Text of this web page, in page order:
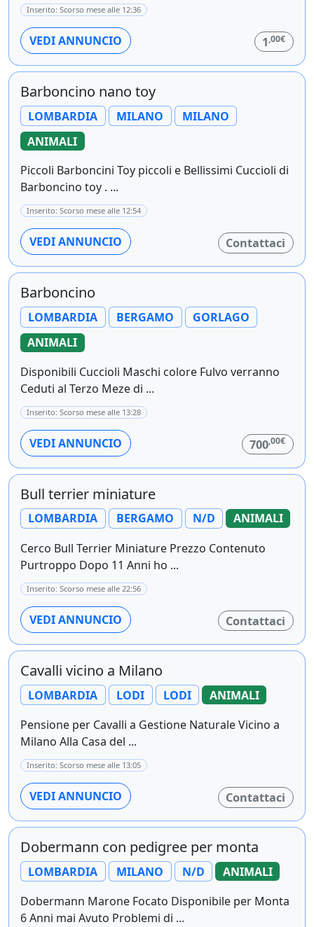
Inserito: Scorso mese alle 12:36
VEDI ANNUNCIO 1,00€
Barboncino nano toy
LOMBARDIA MILANO
MILANO
ANIMALI
Piccoli Barboncini Toy piccoli e Bellissimi Cuccioli di
Barboncino toy . ...
Inserito: Scorso mese alle 12:54
VEDI ANNUNCIO Contattaci
Barboncino
LOMBARDIA BERGAMO
GORLAGO
ANIMALI
Disponibili Cuccioli Maschi colore Fulvo verranno
Ceduti al Terzo Meze di ...
Inserito: Scorso mese alle 13:28
VEDI ANNUNCIO 700,00€
Bull terrier miniature
LOMBARDIA BERGAMO N/D
ANIMALI
Cerco Bull Terrier Miniature Prezzo Contenuto
Purtroppo Dopo 11 Anni ho ...
Inserito: Scorso mese alle 22:56
VEDI ANNUNCIO Contattaci
Cavalli vicino a Milano
LOMBARDIA LODI LODI
ANIMALI
Pensione per Cavalli a Gestione Naturale Vicino a
Milano Alla Casa del ...
Inserito: Scorso mese alle 13:05
VEDI ANNUNCIO Contattaci
Dobermann con pedigree per monta
LOMBARDIA MILANO N/D
ANIMALI
Dobermann Marone Focato Disponibile per Monta
6 Anni mai Avuto Problemi di ...